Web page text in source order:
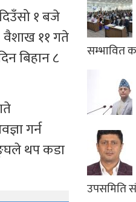
१ बजे
वैशाख ११ गते
बिहान ८
गर्न
थप कडा
सम्भावित
उपसमिति